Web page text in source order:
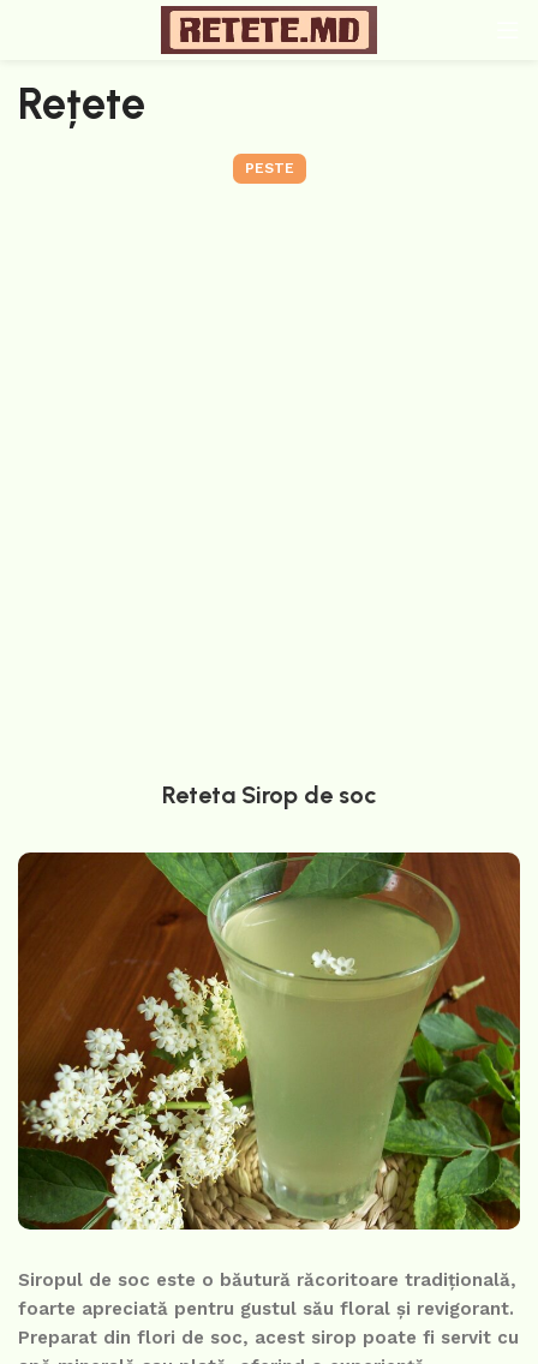
Rețete
PESTE
Reteta Sirop de soc
Siropul de soc este o băutură răcoritoare tradițională,
foarte apreciată pentru gustul său floral și revigorant.
Preparat din flori de soc, acest sirop poate fi servit cu